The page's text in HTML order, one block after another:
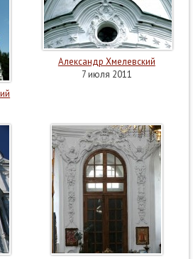
Александр Хмелевский
7 июля 2011